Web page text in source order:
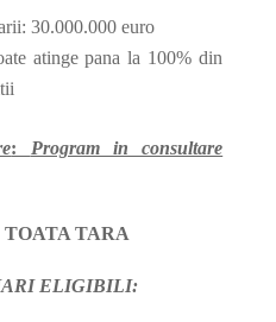
30.000.000 euro
atinge pana la 100% din
: Program in consultare
TOATA TARA
ELIGIBILI: